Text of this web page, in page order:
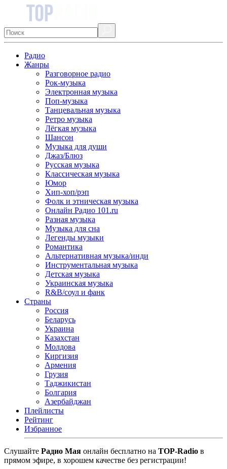
Радио
Жанры
Разговорное радио
Рок-музыка
Электронная музыка
Поп-музыка
Танцевальная музыка
Ретро музыка
Лёгкая музыка
Шансон
Музыка для души
Джаз/Блюз
Русская музыка
Классическая музыка
Юмор
Хип-хоп/рэп
Фолк и этническая музыка
Онлайн Радио 101.ru
Разная музыка
Музыка для сна
Легенды музыки
Романтика
Альтернативная музыка/инди
Инструментальная музыка
Детская музыка
Украинская музыка
R&B/cоул и фанк
Страны
Россия
Беларусь
Украина
Казахстан
Молдова
Киргизия
Армения
Грузия
Таджикистан
Болгария
Азербайджан
Плейлисты
Рейтинг
Избранное
Cлушайте Радио Мая онлайн бесплатно на TOP-Radio в
прямом эфире, в хорошем качестве без регистрации!